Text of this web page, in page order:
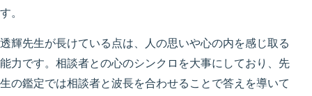
す。
透輝先生が長けている点は、人の思いや心の内を感じ取る
能力です。相談者との心のシンクロを大事にしており、先
生の鑑定では相談者と波長を合わせることで答えを導いて